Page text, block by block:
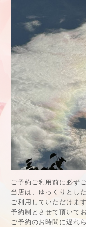
ご予約ご利用前に必ず
当店は、ゆっくりとし
ご利用していただけま
予約制とさせて頂いてお
ご予約のお時間に遅れ